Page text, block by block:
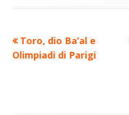
Navigazione
articoli
Precedente
articolo:
Toro, dio Ba’al e
Olimpiadi di Parigi